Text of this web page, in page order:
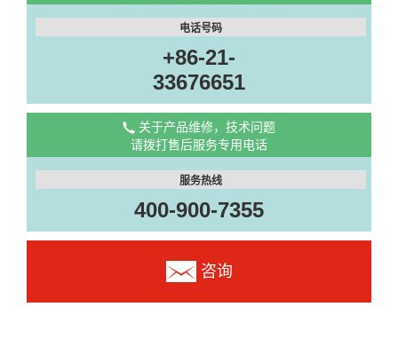
电话号码
+86-21-
33676651
关于产品维修，技术问题
请拨打售后服务专用电话
服务热线
400-900-7355
咨询